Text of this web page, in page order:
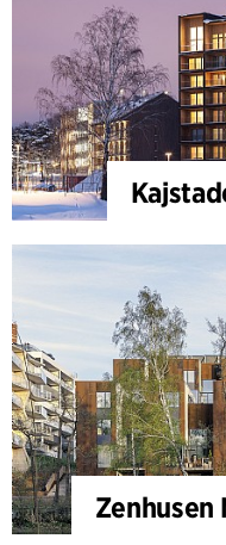
Zenhusen